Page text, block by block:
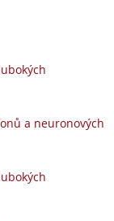
a neuronových